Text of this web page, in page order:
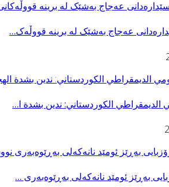
عه‌جاج بەشێک لە برینە قووڵەک…
الديمقراطي الكوردستاني: ندين بشدة ا…
به‌ڕێز ئومێد نانەکەلی بەڕێوەبەری …